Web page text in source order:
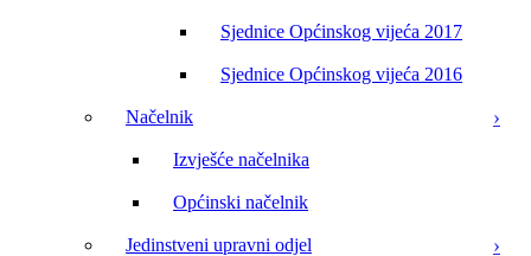
Sjednice Općinskog vijeća 2017
Sjednice Općinskog vijeća 2016
Načelnik
Izvješće načelnika
Općinski načelnik
Jedinstveni upravni odjel